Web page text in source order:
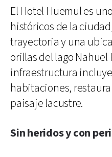
El Hotel Huemul es
históricos de la
trayectoria y una
orillas del lago Nahuel
infraestructura
habitaciones,
paisaje lacustre.
Sin heridos y con